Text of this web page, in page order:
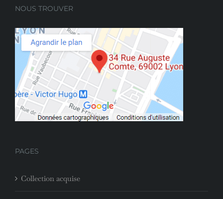
NOUS TROUVER
PAGES
Collection acquise